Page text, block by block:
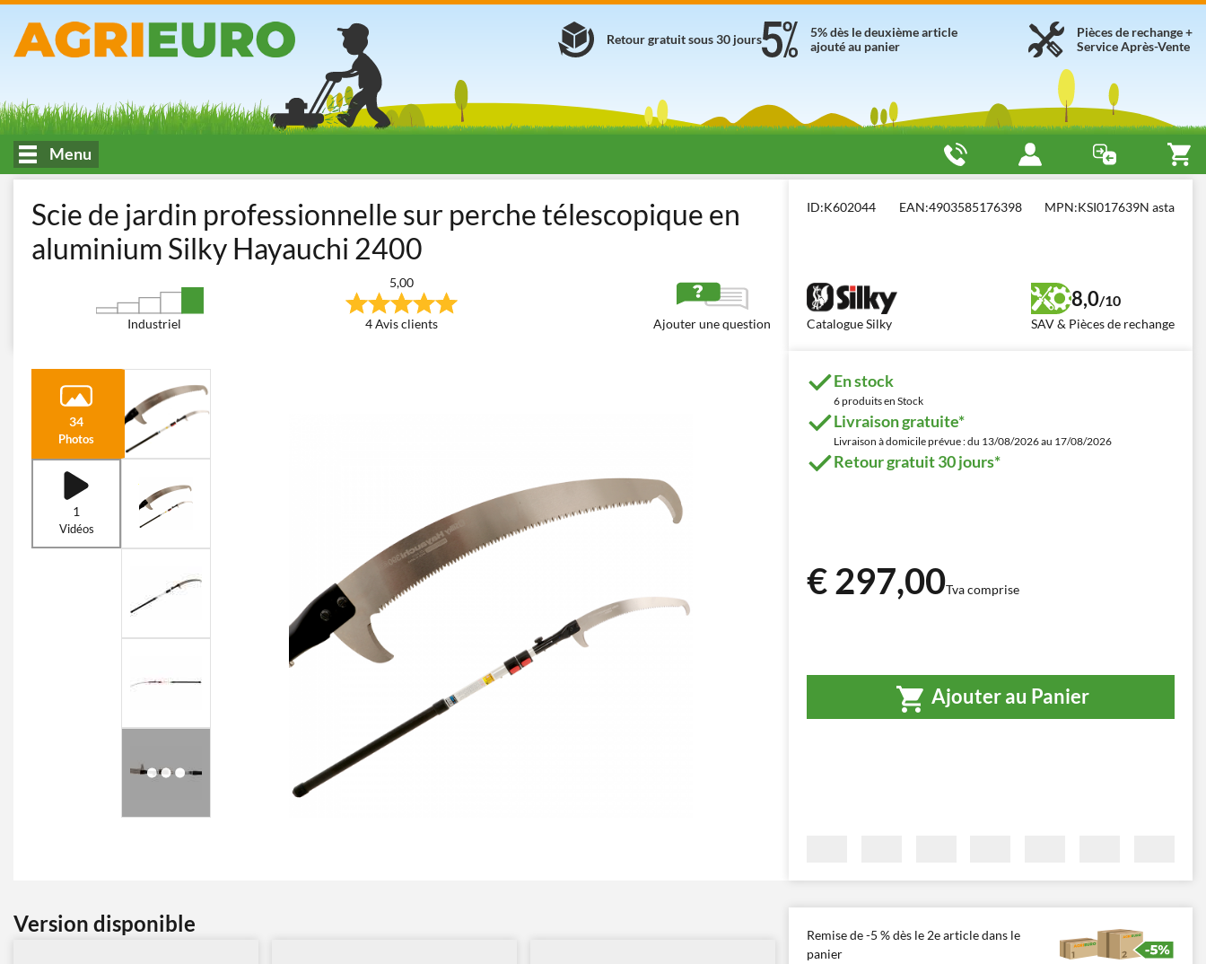
Pièces de rechange +
Service Après-Vente
5% dès le deuxième article
ajouté au panier
Retour gratuit sous 30 jours
Menu
Scie de jardin professionnelle sur perche télescopique en
aluminium Silky Hayauchi 2400
Industriel
5,00
4 Avis clients Ajouter une question
ID:K602044 EAN:4903585176398 MPN:KSI017639N asta
Catalogue Silky
8,0/10
SAV & Pièces de rechange
34
Photos
1
Vidéos
En stock
6 produits en Stock
Livraison gratuite*
Livraison à domicile prévue : du 13/08/2026 au 17/08/2026
Retour gratuit 30 jours*
€ 297,00Tva comprise
Ajouter au Panier
Version disponible
Remise de -5 % dès le 2e article dans le
panier